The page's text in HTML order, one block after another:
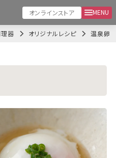
オンラインストア MENU
器 オリジナルレシピ 温泉卵